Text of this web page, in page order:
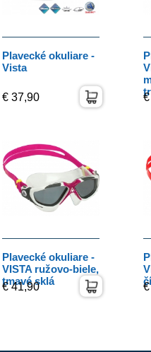
Plavecké okuliare -
Vista
€ 37,90
Plavecké okuliare -
VISTA ružovo-biele,
tmavé sklá
€ 41,90